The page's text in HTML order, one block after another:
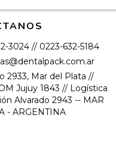
3024 // 0223-632-5184
2933, Mar del Plata //
Jujuy 1843 // Logística
Alvarado 2943 -- MAR
- ARGENTINA